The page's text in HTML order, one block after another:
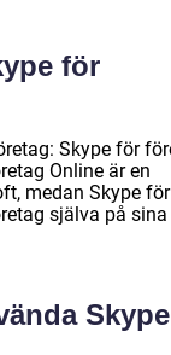
för
Skype för
Online är en
medan Skype för
själva på sina
Skype